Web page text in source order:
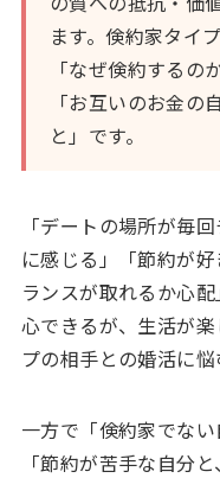
ます。倹約家タイ
「なぜ倹約するの
「お互いのお金の
と」です。
「デートの場所が毎
に感じる」「節約が
ランスが取れるか心
心できるが、生活が
プの相手との婚活に悩
一方で「倹約家でない
「節約が苦手な自分